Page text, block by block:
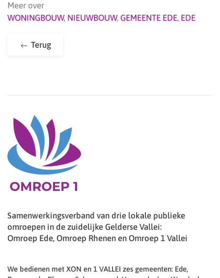
Meer over
WONINGBOUW, NIEUWBOUW, GEMEENTE EDE, EDE
Terug
Samenwerkingsverband van drie lokale publieke
omroepen in de zuidelijke Gelderse Vallei:
Omroep Ede, Omroep Rhenen en Omroep 1 Vallei
We bedienen met XON en 1 VALLEI zes gemeenten: Ede,